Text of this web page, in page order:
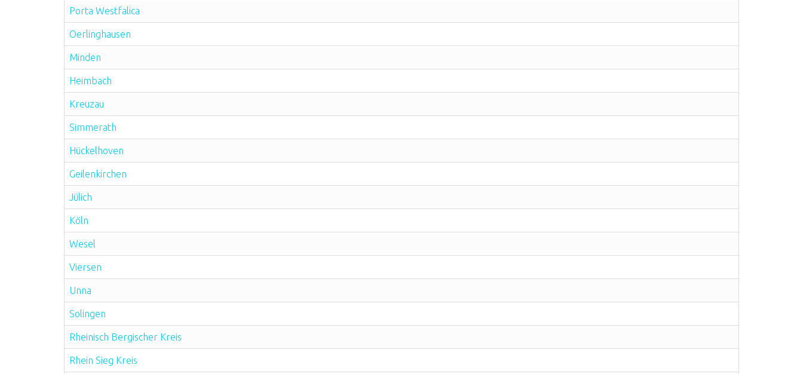
Porta Westfalica
Oerlinghausen
Minden
Heimbach
Kreuzau
Simmerath
Hückelhoven
Geilenkirchen
Jülich
Köln
Wesel
Viersen
Unna
Solingen
Rheinisch Bergischer Kreis
Rhein Sieg Kreis